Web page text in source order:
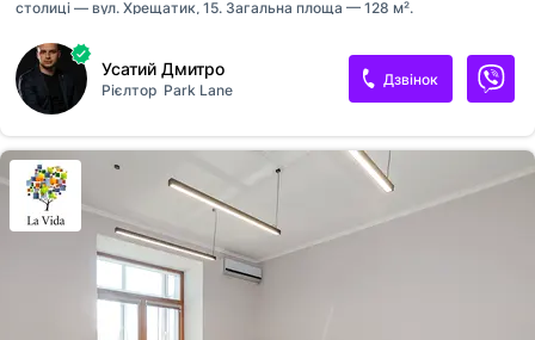
столиці — вул. Хрещатик, 15. Загальна площа — 128 м².
робочий простір для компанії будь-якого формату. Планування: •
кілька окремих кабінетів • простора зала / open space • кухня •
санвузол • підсобні приміщення (план на фото) Переваги: •
престижна локація — центр Києва • житловий фонд (зручно під офіс,
представництво, студію, IT-компанію, нотаріат, шоурум) • зручне
зонування приміщення • хороше природне освітлення • піша
доступність до метро, кафе, банків, державних установ Ідеально
підійде для:...
Усатий Дмитро
Рієлтор Park Lane
Дзвінок